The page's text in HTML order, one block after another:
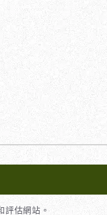
評估網站。